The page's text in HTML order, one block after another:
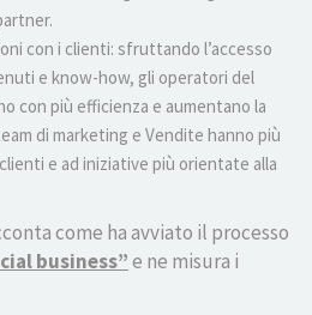
con i clienti: sfruttando l’accesso
e know-how, gli operatori del
con più efficienza e aumentano la
di marketing e Vendite hanno più
e ad iniziative più orientate alla
come ha avviato il processo
business”e ne misura i